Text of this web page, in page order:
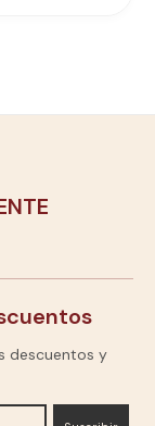
descuentos y